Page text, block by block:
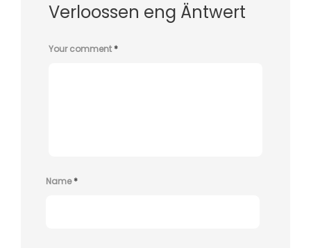
Verloossen eng Äntwert
Your comment*
Name*